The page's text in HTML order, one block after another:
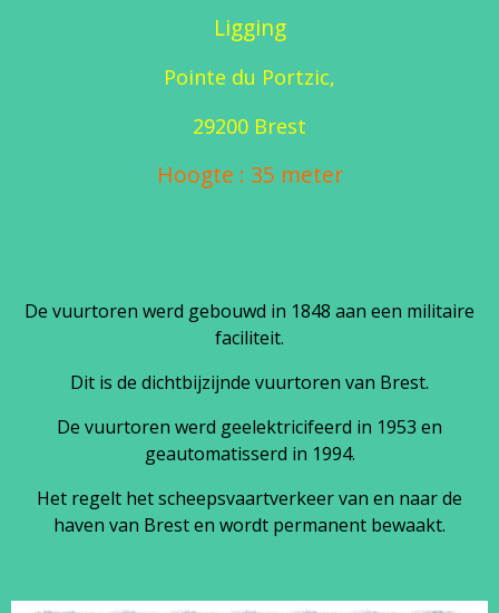
Ligging
Pointe du Portzic,
29200 Brest
Hoogte : 35 meter
De vuurtoren werd gebouwd in 1848 aan een militaire
faciliteit.
Dit is de dichtbijzijnde vuurtoren van Brest.
De vuurtoren werd geelektricifeerd in 1953 en
geautomatisserd in 1994.
Het regelt het scheepsvaartverkeer van en naar de
haven van Brest en wordt permanent bewaakt.